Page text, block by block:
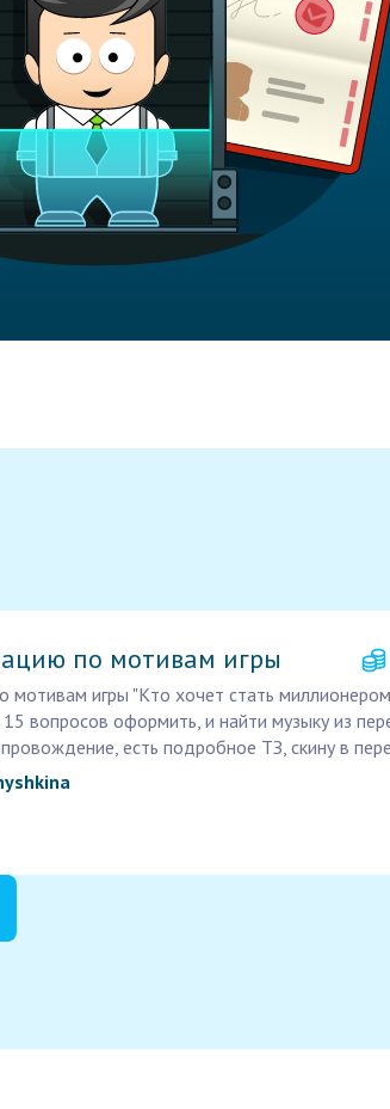
по мотивам игры
мотивам игры "Кто хочет стать
вопросов оформить, и найти музыку из
есть подробное ТЗ, скину в